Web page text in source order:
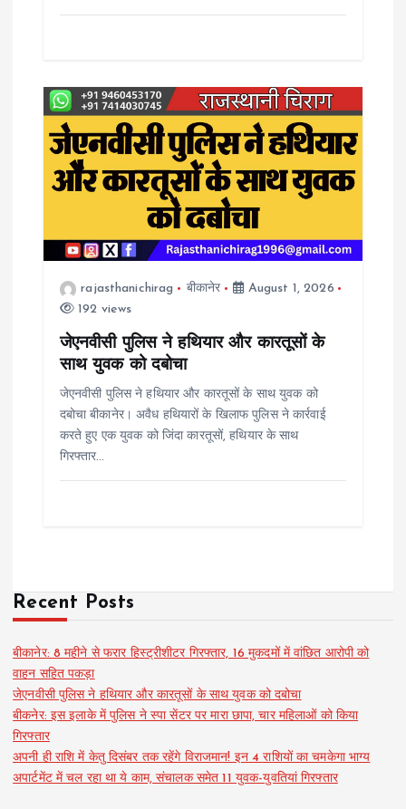
rajasthanichirag बीकानेर
August 1, 2026
192 views
जेएनवीसी पुलिस ने हथियार और कारतूसों के
साथ युवक को दबोचा
जेएनवीसी पुलिस ने हथियार और कारतूसों के साथ युवक को
दबोचा बीकानेर। अवैध हथियारों के खिलाफ पुलिस ने कार्रवाई
करते हुए एक युवक को जिंदा कारतूसों, हथियार के साथ
गिरफ्तार…
Recent Posts
बीकानेर: 8 महीने से फरार हिस्ट्रीशीटर गिरफ्तार, 16 मुकदमों में वांछित आरोपी को
वाहन सहित पकड़ा
जेएनवीसी पुलिस ने हथियार और कारतूसों के साथ युवक को दबोचा
बीकनेर: इस इलाके में पुलिस ने स्पा सेंटर पर मारा छापा, चार महिलाओं को किया
गिरफ्तार
अपनी ही राशि में केतु दिसंबर तक रहेंगे विराजमान! इन 4 राशियों का चमकेगा भाग्य
अपार्टमेंट में चल रहा था ये काम, संचालक समेत 11 युवक-युवतियां गिरफ्तार